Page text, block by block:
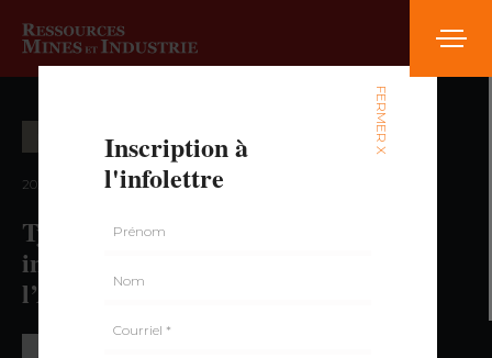
2024 — volume 8, numéro 4
Typologie des intrusions felsiques à
intermédiaires pour l’exploration à
l’Archéen
FERMER X
Inscription à
l'infolettre